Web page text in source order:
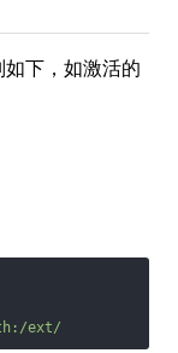
如下，如激活的
ext/